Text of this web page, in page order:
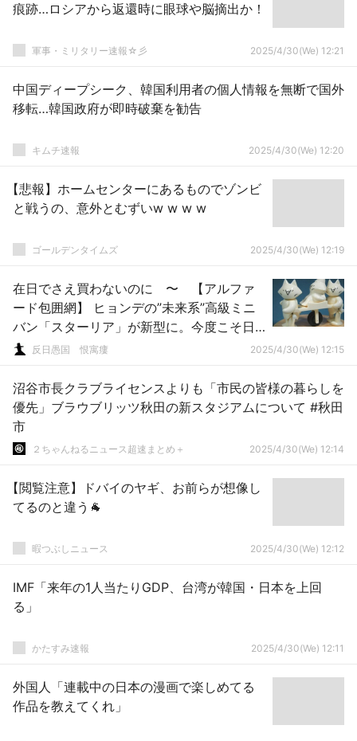
痕跡…ロシアから返還時に眼球や脳摘出か！
軍事・ミリタリー速報☆彡 2025/4/30(We) 12:21
中国ディープシーク、韓国利用者の個人情報を無断で国外
移転…韓国政府が即時破棄を勧告
キムチ速報 2025/4/30(We) 12:20
【悲報】ホームセンターにあるものでゾンビ
と戦うの、意外とむずいw w w w
ゴールデンタイムズ 2025/4/30(We) 12:19
在日でさえ買わないのに 〜 【アルファ
ード包囲網】 ヒョンデの”未来系”高級ミニ
バン「スターリア」が新型に。今度こそ日
本導入の可能性
反日愚国 恨寓瘻 2025/4/30(We) 12:15
沼谷市長クラブライセンスよりも「市民の皆様の暮らしを
優先」ブラウブリッツ秋田の新スタジアムについて #秋田
市
２ちゃんねるニュース超速まとめ＋ 2025/4/30(We) 12:14
【閲覧注意】ドバイのヤギ、お前らが想像し
てるのと違う🐐
暇つぶしニュース 2025/4/30(We) 12:12
IMF「来年の1人当たりGDP、台湾が韓国・日本を上回
る」
かたすみ速報 2025/4/30(We) 12:11
外国人「連載中の日本の漫画で楽しめてる
作品を教えてくれ」